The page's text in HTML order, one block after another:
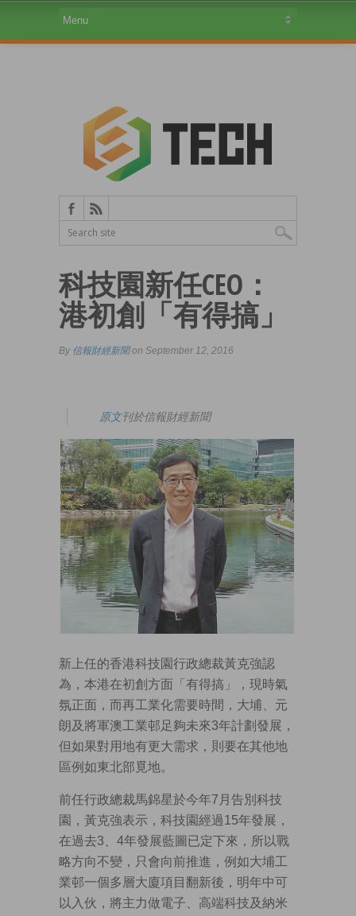
科技園新任CEO：
港初創「有得搞」
By 信報財經新聞on September 12, 2016
原文刊於信報財經新聞
新上任的香港科技園行政總裁黃克強認
為，本港在初創方面「有得搞」，現時氣
氛正面，而再工業化需要時間，大埔、元
朗及將軍澳工業邨足夠未來3年計劃發展，
但如果對用地有更大需求，則要在其他地
區例如東北部覓地。
前任行政總裁馬錦星於今年7月告別科技
園，黃克強表示，科技園經過15年發展，
在過去3、4年發展藍圖已定下來，所以戰
略方向不變，只會向前推進，例如大埔工
業邨一個多層大廈項目翻新後，明年中可
以入伙，將主力做電子、高端科技及納米